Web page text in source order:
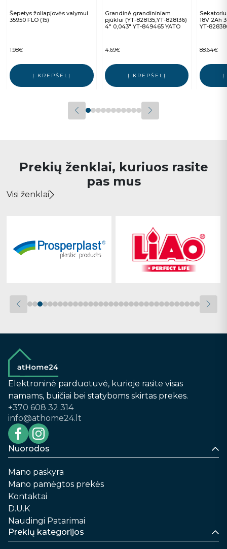
Šepetys žoliapjovės valymui
35950 FLO (15)
1.98€
Į KREPŠELĮ
Grandinė grandininiam
pjūklui (YT-828135,YT-828136)
4″ 0,043″ YT-849465 YATO
4.69€
Į KREPŠELĮ
18V 2Ah
YT-
88.64€
Į
Prekių ženklai, kuriuos rasite
pas mus
Visi ženklai
Elektroninė parduotuvė, kurioje rasite visas
namams, buičiai bei statyboms skirtas prekes.
+370 608 32 314
info@athome24.lt
Nuorodos
Mano paskyra
Mano pamėgtos prekės
Kontaktai
D.U.K
Naudingi Patarimai
Prekių kategorijos